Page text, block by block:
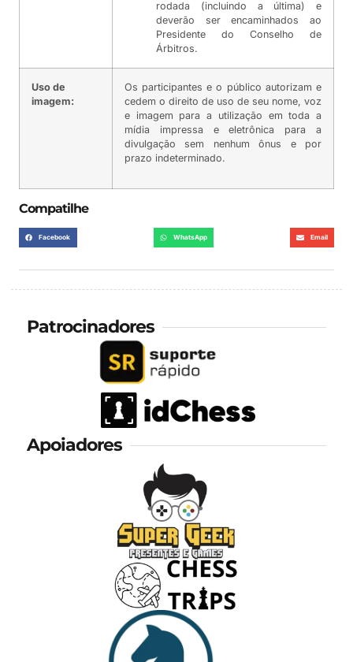
rodada (incluindo a última) e
deverão ser encaminhados ao
Presidente do Conselho de
Árbitros.
Uso de
imagem:
Os participantes e o público autorizam e
cedem o direito de uso de seu nome, voz
e imagem para a utilização em toda a
mídia impressa e eletrônica para a
divulgação sem nenhum ônus e por
prazo indeterminado.
Compatilhe
Facebook WhatsApp Email
Patrocinadores
Apoiadores